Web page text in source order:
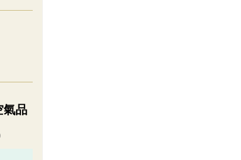
具為視覺預覽，完整即時空氣品質資料請開啟